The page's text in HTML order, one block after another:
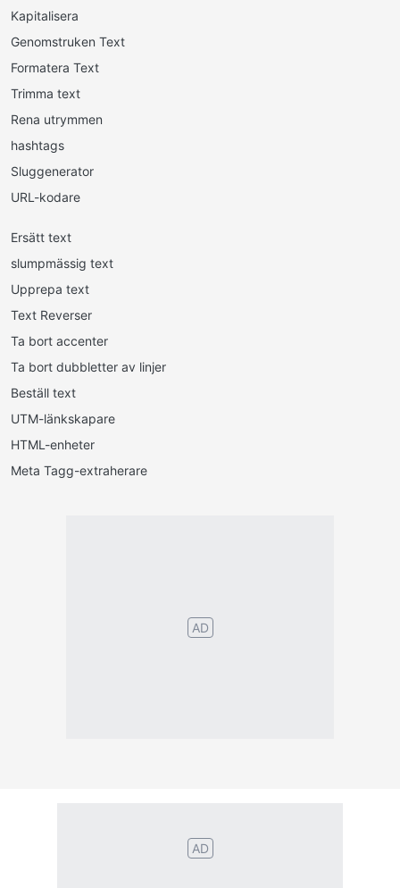
Kapitalisera
Genomstruken Text
Formatera Text
Trimma text
Rena utrymmen
hashtags
Sluggenerator
URL-kodare
Ersätt text
slumpmässig text
Upprepa text
Text Reverser
Ta bort accenter
Ta bort dubbletter av linjer
Beställ text
UTM-länkskapare
HTML-enheter
Meta Tagg-extraherare